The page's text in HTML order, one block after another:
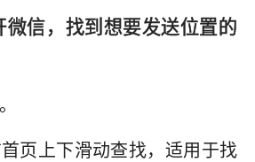
微信，找到想要发送位置的
页上下滑动查找，适用于找